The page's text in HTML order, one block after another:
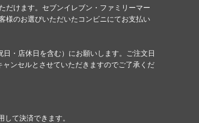
だけます。セブンイレブン・ファミリーマー
様のお選びいただいたコンビニにてお支払い
・店休日を含む）にお願いします。ご注文日
ンセルとさせていただきますのでご了承くだ
て決済できます。